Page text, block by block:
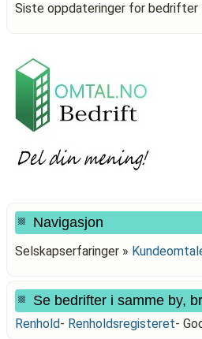
Siste oppdateringer for bedrifter
Navigasjon
Selskapserfaringer »
Se bedrifter i samme by,
Renhold- Renholdsregisteret-